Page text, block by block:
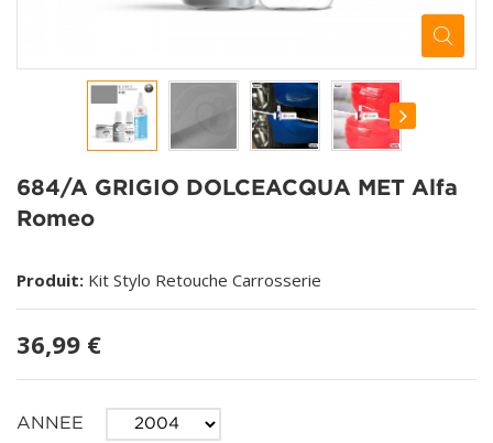
684/A GRIGIO DOLCEACQUA MET Alfa
Romeo
Produit: Kit Stylo Retouche Carrosserie
36,99 €
ANNEE